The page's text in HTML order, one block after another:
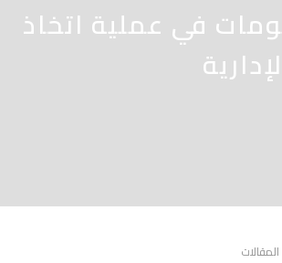
في عملية اتخاذ
المقالات